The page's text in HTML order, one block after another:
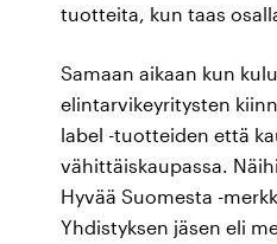
tuotteita, kun taas
Samaan aikaan kun
elintarvikeyritysten
label -tuotteiden että
vähittäiskaupassa.
Hyvää Suomesta -
Yhdistyksen jäsen eli